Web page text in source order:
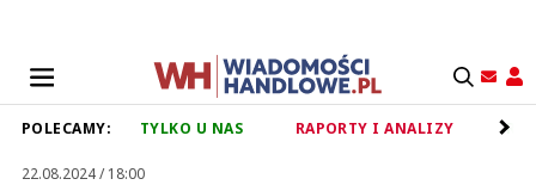
POLECAMY: TYLKO U NAS RAPORTY I ANALIZY
22.08.2024 / 18:00